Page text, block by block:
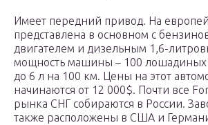
Имеет передний привод. На
представлена в основном с
двигателем и дизельным 1,6-
мощность машины – 100 лошадиных
до 6 л на 100 км. Цены на этот
начинаются от 12 000$. Почти все
рынка СНГ собираются в России.
также расположены в США и